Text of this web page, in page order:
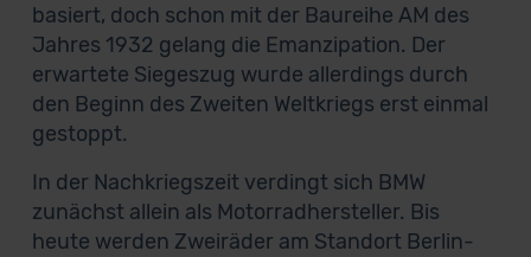
basiert, doch schon mit der Baureihe AM des
Jahres 1932 gelang die Emanzipation. Der
erwartete Siegeszug wurde allerdings durch
den Beginn des Zweiten Weltkriegs erst einmal
gestoppt.
In der Nachkriegszeit verdingt sich BMW
zunächst allein als Motorradhersteller. Bis
heute werden Zweiräder am Standort Berlin-